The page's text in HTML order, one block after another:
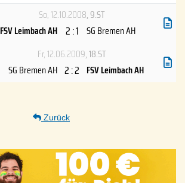
So, 12.10.2008, 9.ST
FSV Leimbach AH 2 : 1 SG Bremen AH
Fr, 12.06.2009, 18.ST
SG Bremen AH 2 : 2 FSV Leimbach AH
Zurück